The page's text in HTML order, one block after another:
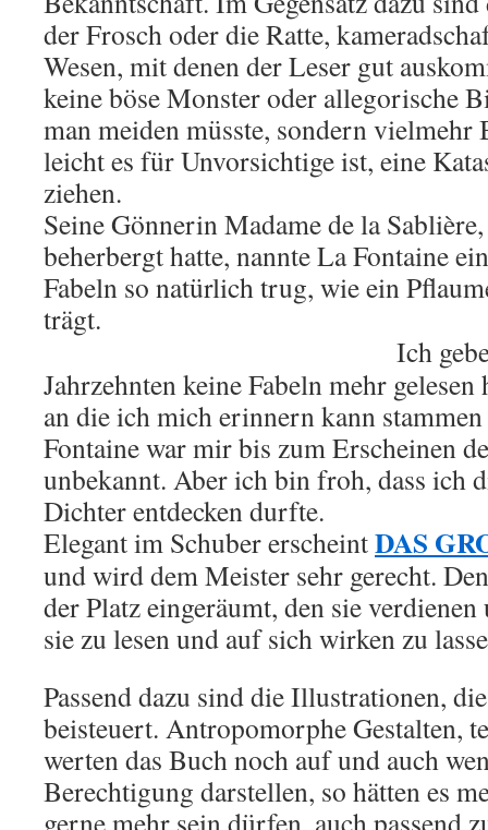
der Frosch oder die Ratte,
Wesen, mit denen der Leser gut
keine böse Monster oder allegorische
man meiden müsste, sondern vielmehr
leicht es für Unvorsichtige ist, eine
ziehen.
Seine Gönnerin Madame de la
beherbergt hatte, nannte La Fontaine
Fabeln so natürlich trug, wie ein
trägt.
Ich
Jahrzehnten keine Fabeln mehr
an die ich mich erinnern kann
Fontaine war mir bis zum Erscheinen
unbekannt. Aber ich bin froh, dass ich
Dichter entdecken durfte.
Elegant im Schuber erscheintDAS
und wird dem Meister sehr gerecht.
der Platz eingeräumt, den sie verdienen
sie zu lesen und auf sich wirken zu
Passend dazu sind die Illustrationen,
beisteuert. Antropomorphe Gestalten,
werten das Buch noch auf und auch
Berechtigung darstellen, so hätten es
gerne mehr sein dürfen, auch passend